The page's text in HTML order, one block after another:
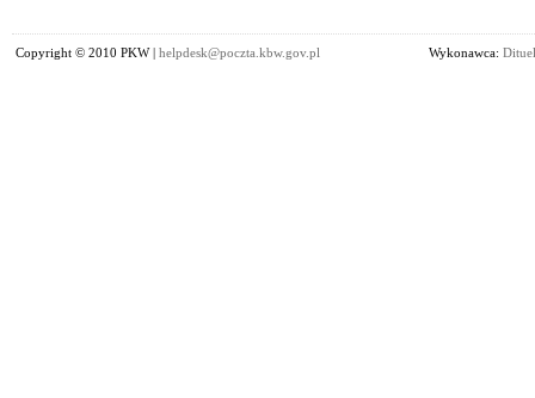
Copyright © 2010 PKW | helpdesk@poczta.kbw.gov.pl Wykonawca: